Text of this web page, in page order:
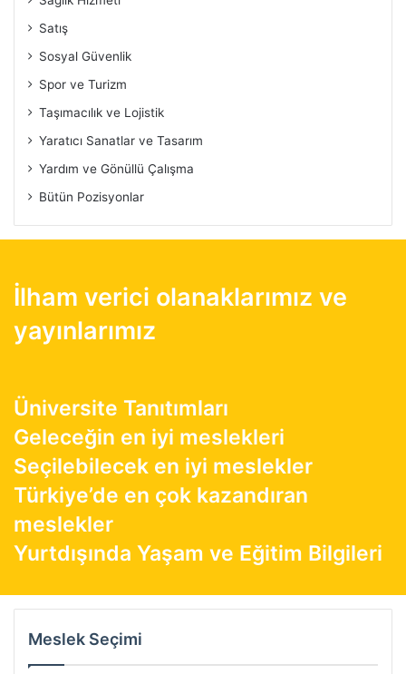
Satış
Sosyal Güvenlik
Spor ve Turizm
Taşımacılık ve Lojistik
Yaratıcı Sanatlar ve Tasarım
Yardım ve Gönüllü Çalışma
Bütün Pozisyonlar
İlham verici olanaklarımız ve
yayınlarımız
Üniversite Tanıtımları
Geleceğin en iyi meslekleri
Seçilebilecek en iyi meslekler
Türkiye’de en çok kazandıran
meslekler
Yurtdışında Yaşam ve Eğitim Bilgileri
Meslek Seçimi